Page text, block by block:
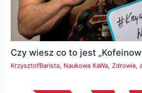
Czy wiesz co to jest
KrzysztofBarista, Naukowa KaWa,Zdrowie,